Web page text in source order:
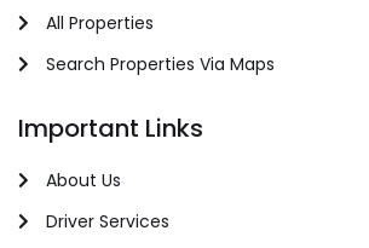
All Properties
Search Properties Via Maps
Important Links
About Us
Driver Services